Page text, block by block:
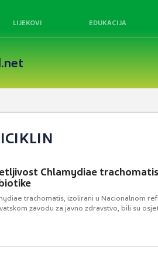
LIJEKOVI EDUKACIJA
Chlamydiae
trachomatis, izolirani u Nacionalnom
zavodu za javno zdravstvo, bili su